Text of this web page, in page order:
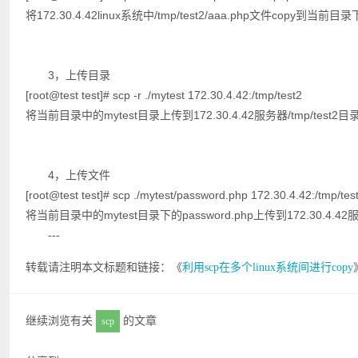
将172.30.4.42linux系统中/tmp/test2/aaa.php文件copy到当前目录
3，上传目录
[root@test test]# scp -r ./mytest 172.30.4.42:/tmp/test2
将当前目录中的mytest目录上传到172.30.4.42服务器/tmp/test2目录
4，上传文件
[root@test test]# scp ./mytest/password.php 172.30.4.42:/tmp/
将当前目录中的mytest目录下的password.php上传到172.30.4.42
---
转载请注明本文标题和链接：《利用scp在多个linux系统间进行copy》
继续浏览有关 scp 的文章